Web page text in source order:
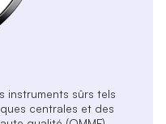
instruments sûrs tels
centrales et des